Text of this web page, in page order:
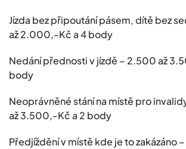
Jízda bez připoutání pásem, dítě bez
až 2.000,-Kč a 4 body
Nedání přednosti v jízdě – 2.500 až
body
Neoprávněné stání na místě pro
až 3.500,-Kč a 2 body
Předjíždění v místě kde je to zakázáno